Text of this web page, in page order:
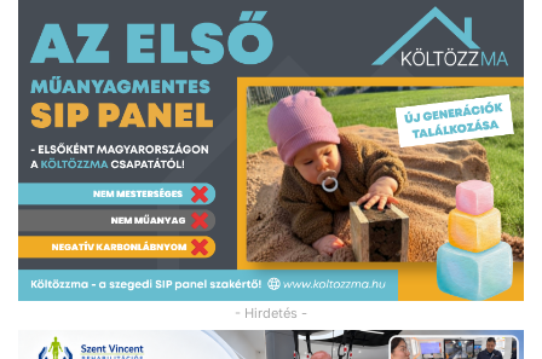
- Hirdetés -